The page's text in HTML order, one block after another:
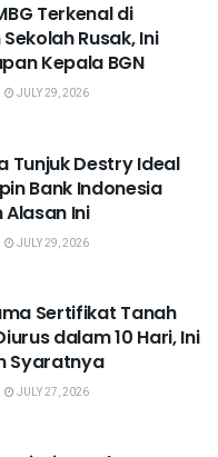
Terkenal di
Rusak, Ini
Kepala BGN
JULY 29, 2026
Tunjuk Destry Ideal
Bank Indonesia
Alasan Ini
JULY 29, 2026
Sertifikat Tanah
dalam 10 Hari, Ini
Syaratnya
JULY 27, 2026